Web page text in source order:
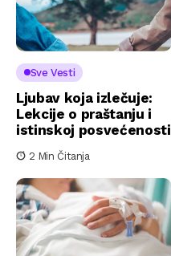
Sve Vesti
Ljubav koja izlečuje:
Lekcije o praštanju i
istinskoj posvećenosti
2 Min Čitanja